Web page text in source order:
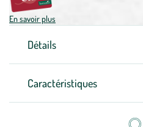
En savoir plus
Détails
Caractéristiques